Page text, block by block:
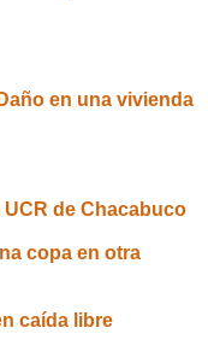
en una vivienda
de Chacabuco
copa en otra
caída libre